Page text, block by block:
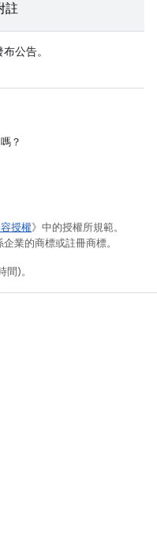
註
布公告。
？
授權》中的授權所規範。
業的商標或註冊商標。
)。